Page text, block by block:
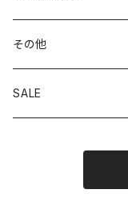
その他
SALE